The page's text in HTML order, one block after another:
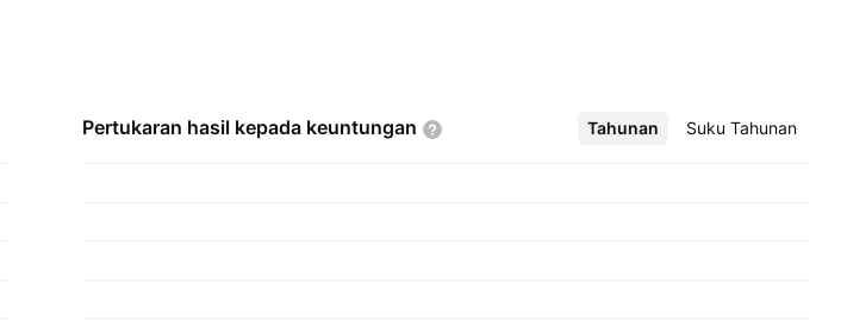
Pertukaran hasil kepada keuntungan Tahunan Suku Tahunan
Lebih